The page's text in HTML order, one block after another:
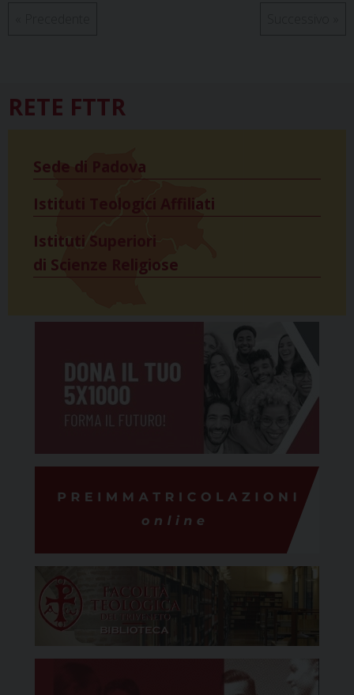
RETE FTTR
Sede di Padova
Istituti Teologici Affiliati
Istituti Superiori
di Scienze Religiose